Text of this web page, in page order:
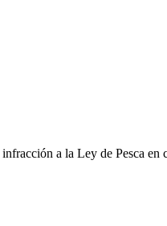
a la Ley de Pesca en